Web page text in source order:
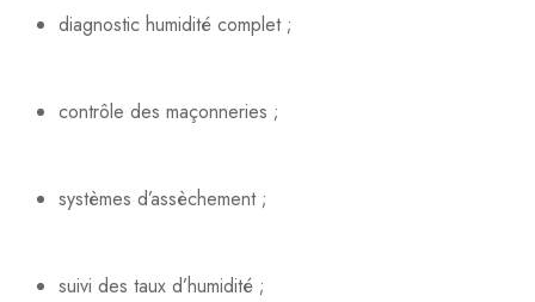
diagnostic humidité complet ;
contrôle des maçonneries ;
systèmes d’assèchement ;
suivi des taux d’humidité ;